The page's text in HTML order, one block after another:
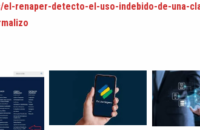
renaper-detecto-el-uso-indebido-de-una-